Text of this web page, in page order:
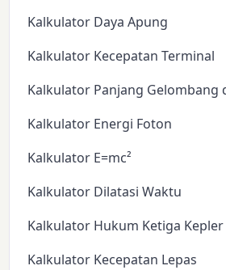
Kalkulator Daya Apung
Kalkulator Kecepatan Terminal
Kalkulator Panjang Gelombang
Kalkulator Energi Foton
Kalkulator E=mc²
Kalkulator Dilatasi Waktu
Kalkulator Hukum Ketiga Kepler
Kalkulator Kecepatan Lepas